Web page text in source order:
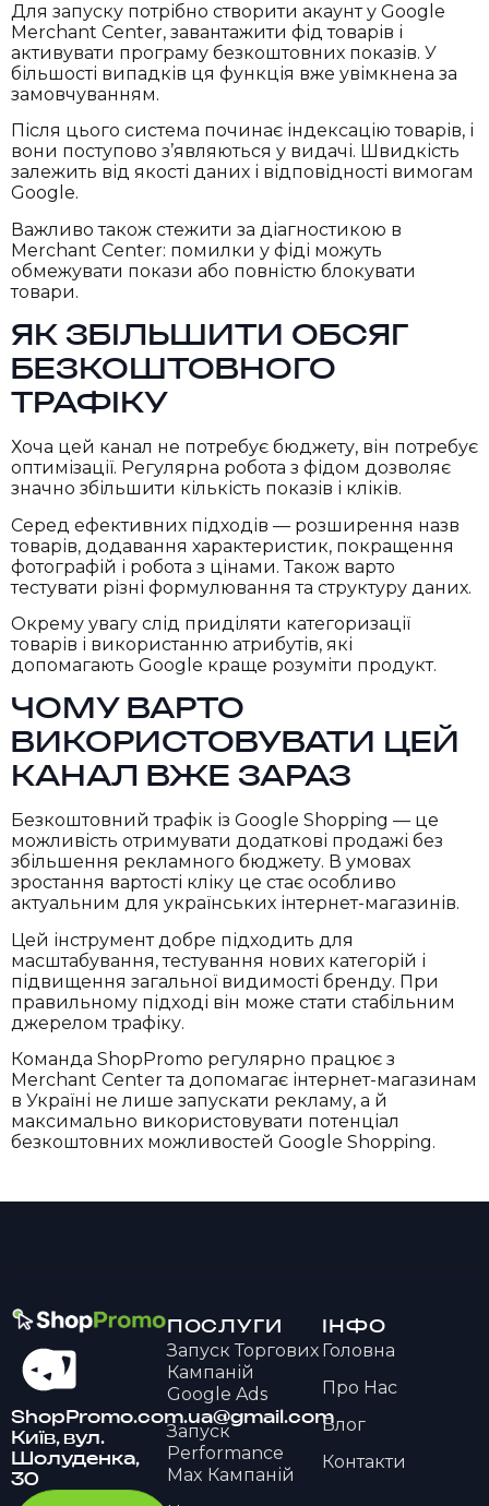
Для запуску потрібно створити акаунт у Google
Merchant Center, завантажити фід товарів і
активувати програму безкоштовних показів. У
більшості випадків ця функція вже увімкнена за
замовчуванням.
Після цього система починає індексацію товарів, і
вони поступово з’являються у видачі. Швидкість
залежить від якості даних і відповідності вимогам
Google.
Важливо також стежити за діагностикою в
Merchant Center: помилки у фіді можуть
обмежувати покази або повністю блокувати
товари.
ЯК ЗБІЛЬШИТИ ОБСЯГ
БЕЗКОШТОВНОГО
ТРАФІКУ
Хоча цей канал не потребує бюджету, він потребує
оптимізації. Регулярна робота з фідом дозволяє
значно збільшити кількість показів і кліків.
Серед ефективних підходів — розширення назв
товарів, додавання характеристик, покращення
фотографій і робота з цінами. Також варто
тестувати різні формулювання та структуру даних.
Окрему увагу слід приділяти категоризації
товарів і використанню атрибутів, які
допомагають Google краще розуміти продукт.
ЧОМУ ВАРТО
ВИКОРИСТОВУВАТИ ЦЕЙ
КАНАЛ ВЖЕ ЗАРАЗ
Безкоштовний трафік із Google Shopping — це
можливість отримувати додаткові продажі без
збільшення рекламного бюджету. В умовах
зростання вартості кліку це стає особливо
актуальним для українських інтернет-магазинів.
Цей інструмент добре підходить для
масштабування, тестування нових категорій і
підвищення загальної видимості бренду. При
правильному підході він може стати стабільним
джерелом трафіку.
Команда ShopPromo регулярно працює з
Merchant Center та допомагає інтернет-магазинам
в Україні не лише запускати рекламу, а й
максимально використовувати потенціал
безкоштовних можливостей Google Shopping.
ShopPromo.com.ua@gmail.com
Київ, вул.
Шолуденка,
30
ПОСЛУГИ
Запуск Торгових
Кампаній
Google Ads
Запуск
Performance
Max Кампаній
ІНФО
Головна
Про Нас
Блог
Контакти